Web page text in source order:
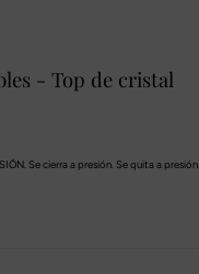
- Top de cristal
Se cierra a presión. Se quita a presión.